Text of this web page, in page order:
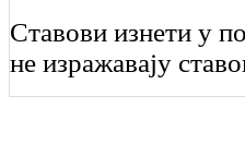
Ставови изнети у
не изражавају